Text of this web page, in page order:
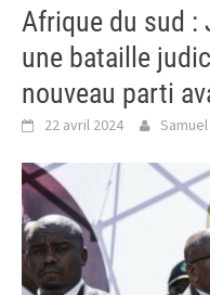
Afrique du sud :
une bataille
nouveau parti
22 avril 2024